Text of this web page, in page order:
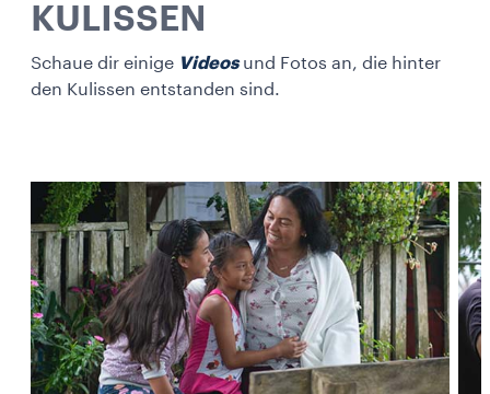
KULISSEN
Schaue dir einige Videosund Fotos an, die hinter
den Kulissen entstanden sind.